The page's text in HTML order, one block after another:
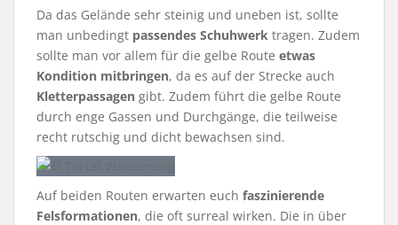
Da das Gelände sehr steinig und uneben ist, sollte
man unbedingt passendes Schuhwerk tragen. Zudem
sollte man vor allem für die gelbe Route etwas
Kondition mitbringen, da es auf der Strecke auch
Kletterpassagen gibt. Zudem führt die gelbe Route
durch enge Gassen und Durchgänge, die teilweise
recht rutschig und dicht bewachsen sind.
Auf beiden Routen erwarten euch faszinierende
Felsformationen, die oft surreal wirken. Die in über